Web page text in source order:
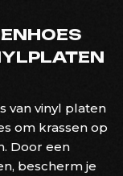
van vinyl platen
om krassen op
Door een
bescherm je